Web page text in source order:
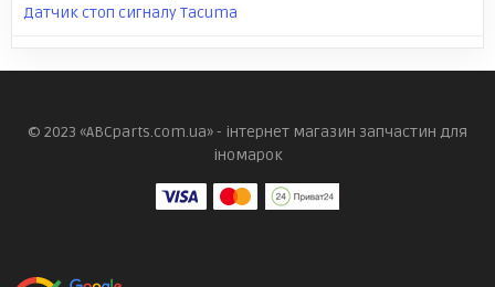
Датчик стоп сигналу Tacuma
© 2023 «ABCparts.com.ua» - інтернет магазин запчастин для
іномарок